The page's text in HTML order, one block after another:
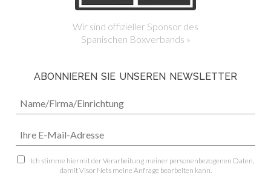
Wir sind offizieller Sponsor des
Spanischen Boxverbands »
ABONNIEREN SIE UNSEREN NEWSLETTER
Ich stimme hiermit der Verarbeitung meiner personenbezogenen Daten,
damit Visor Nets meine Anfrage bearbeiten kann.